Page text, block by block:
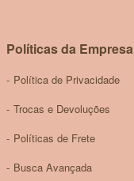
Políticas da Empresa
Política de Privacidade
Trocas e Devoluções
Políticas de Frete
Busca Avançada